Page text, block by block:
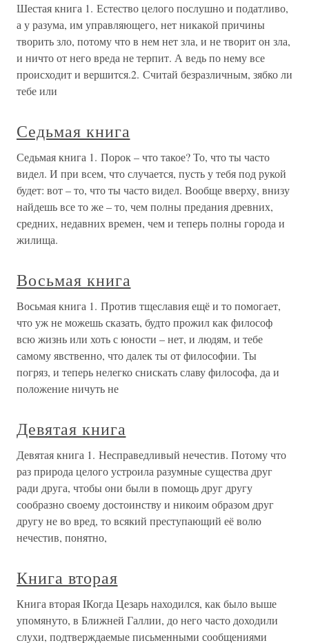
Шестая книга 1. Естество целого послушно и податливо,
а у разума, им управляющего, нет никакой причины
творить зло, потому что в нем нет зла, и не творит он зла,
и ничто от него вреда не терпит. А ведь по нему все
происходит и вершится.2. Считай безразличным, зябко ли
тебе или
Седьмая книга
Седьмая книга 1. Порок – что такое? То, что ты часто
видел. И при всем, что случается, пусть у тебя под рукой
будет: вот – то, что ты часто видел. Вообще вверху, внизу
найдешь все то же – то, чем полны предания древних,
средних, недавних времен, чем и теперь полны города и
жилища.
Восьмая книга
Восьмая книга 1. Против тщеславия ещё и то помогает,
что уж не можешь сказать, будто прожил как философ
всю жизнь или хоть с юности – нет, и людям, и тебе
самому явственно, что далек ты от философии. Ты
погряз, и теперь нелегко снискать славу философа, да и
положение ничуть не
Девятая книга
Девятая книга 1. Несправедливый нечестив. Потому что
раз природа целого устроила разумные существа друг
ради друга, чтобы они были в помощь друг другу
сообразно своему достоинству и никоим образом друг
другу не во вред, то всякий преступающий её волю
нечестив, понятно,
Книга вторая
Книга вторая IКогда Цезарь находился, как было выше
упомянуто, в Ближней Галлии, до него часто доходили
слухи, подтверждаемые письменными сообщениями